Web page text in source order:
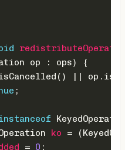
op : ops) {
||
;
ko =
= 0 ;